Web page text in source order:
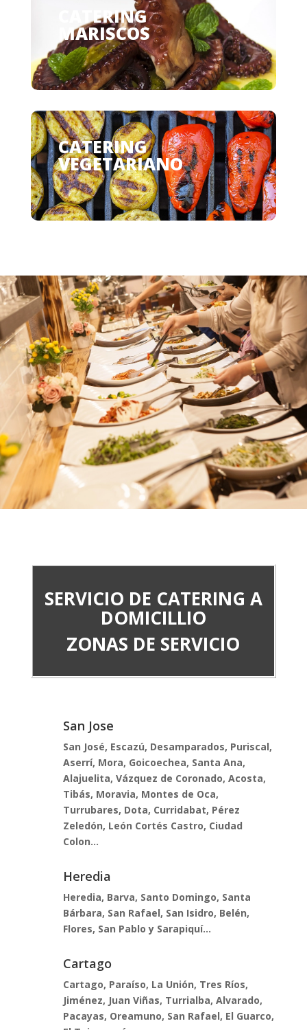
CATERING DE
MARISCOS
CATERING
VEGETARIANO
SERVICIO DE CATERING A
DOMICILLIO
ZONAS DE SERVICIO
San Jose
San José, Escazú, Desamparados, Puriscal,
Aserrí, Mora, Goicoechea, Santa Ana,
Alajuelita, Vázquez de Coronado, Acosta,
Tibás, Moravia, Montes de Oca,
Turrubares, Dota, Curridabat, Pérez
Zeledón, León Cortés Castro, Ciudad
Colon...
Heredia
Heredia, Barva, Santo Domingo, Santa
Bárbara, San Rafael, San Isidro, Belén,
Flores, San Pablo y Sarapiquí...
Cartago
Cartago, Paraíso, La Unión, Tres Ríos,
Jiménez, Juan Viñas, Turrialba, Alvarado,
Pacayas, Oreamuno, San Rafael, El Guarco,